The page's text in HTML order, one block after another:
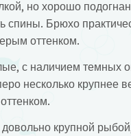
но хорошо
спины. Брюхо
оттенком.
с наличием темных
несколько крупнее
крупной рыбой,